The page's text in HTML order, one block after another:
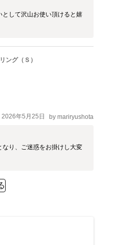
して沢山お使い頂けると嬉
ング（Ｓ）
2026年5月25日 by mariryushota
り、ご迷惑をお掛けし大変